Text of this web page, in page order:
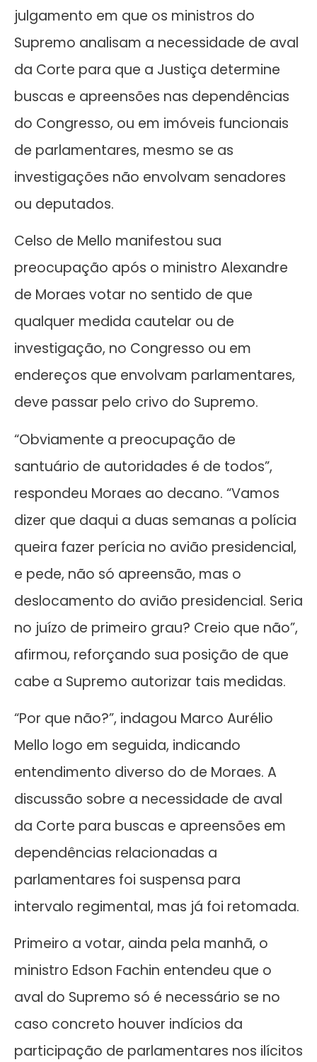
julgamento em que os ministros do
Supremo analisam a necessidade de aval
da Corte para que a Justiça determine
buscas e apreensões nas dependências
do Congresso, ou em imóveis funcionais
de parlamentares, mesmo se as
investigações não envolvam senadores
ou deputados.
Celso de Mello manifestou sua
preocupação após o ministro Alexandre
de Moraes votar no sentido de que
qualquer medida cautelar ou de
investigação, no Congresso ou em
endereços que envolvam parlamentares,
deve passar pelo crivo do Supremo.
“Obviamente a preocupação de
santuário de autoridades é de todos”,
respondeu Moraes ao decano. “Vamos
dizer que daqui a duas semanas a polícia
queira fazer perícia no avião presidencial,
e pede, não só apreensão, mas o
deslocamento do avião presidencial. Seria
no juízo de primeiro grau? Creio que não”,
afirmou, reforçando sua posição de que
cabe a Supremo autorizar tais medidas.
“Por que não?”, indagou Marco Aurélio
Mello logo em seguida, indicando
entendimento diverso do de Moraes. A
discussão sobre a necessidade de aval
da Corte para buscas e apreensões em
dependências relacionadas a
parlamentares foi suspensa para
intervalo regimental, mas já foi retomada.
Primeiro a votar, ainda pela manhã, o
ministro Edson Fachin entendeu que o
aval do Supremo só é necessário se no
caso concreto houver indícios da
participação de parlamentares nos ilícitos